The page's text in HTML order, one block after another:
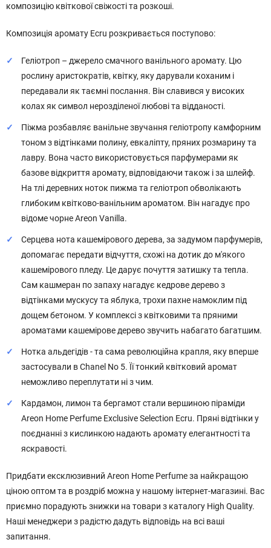
композицію квіткової свіжості та розкоші.
Композиція аромату Ecru розкривається поступово:
Геліотроп – джерело смачного ванільного аромату. Цю
рослину аристократів, квітку, яку дарували коханим і
передавали як таємні послання. Він славився у високих
колах як символ нерозділеної любові та відданості.
Піжма розбавляє ванільне звучання геліотропу камфорним
тоном з відтінками полину, евкаліпту, пряних розмарину та
лавру. Вона часто використовується парфумерами як
базове відкриття аромату, відповідаючи також і за шлейф.
На тлі деревних ноток пижма та геліотроп обволікають
глибоким квітково-ванільним ароматом. Він нагадує про
відоме чорне Areon Vanilla.
Серцева нота кашемірового дерева, за задумом парфумерів,
допомагає передати відчуття, схожі на дотик до м'якого
кашемірового пледу. Це дарує почуття затишку та тепла.
Сам кашмеран по запаху нагадує кедрове дерево з
відтінками мускусу та яблука, трохи пахне намоклим під
дощем бетоном. У комплексі з квітковими та пряними
ароматами кашемірове дерево звучить набагато багатшим.
Нотка альдегідів - та сама революційна крапля, яку вперше
застосували в Chanel No 5. Її тонкий квітковий аромат
неможливо переплутати ні з чим.
Кардамон, лимон та бергамот стали вершиною піраміди
Areon Home Perfume Exclusive Selection Ecru. Пряні відтінки у
поєднанні з кислинкою надають аромату елегантності та
яскравості.
Придбати ексклюзивний Areon Home Perfume за найкращою
ціною оптом та в роздріб можна у нашому інтернет-магазині. Вас
приємно порадують знижки на товари з каталогу High Quality.
Наші менеджери з радістю дадуть відповідь на всі ваші
запитання.